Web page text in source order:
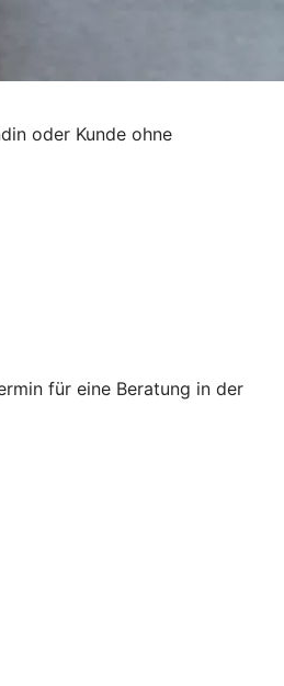
oder Kunde ohne
für eine Beratung in der